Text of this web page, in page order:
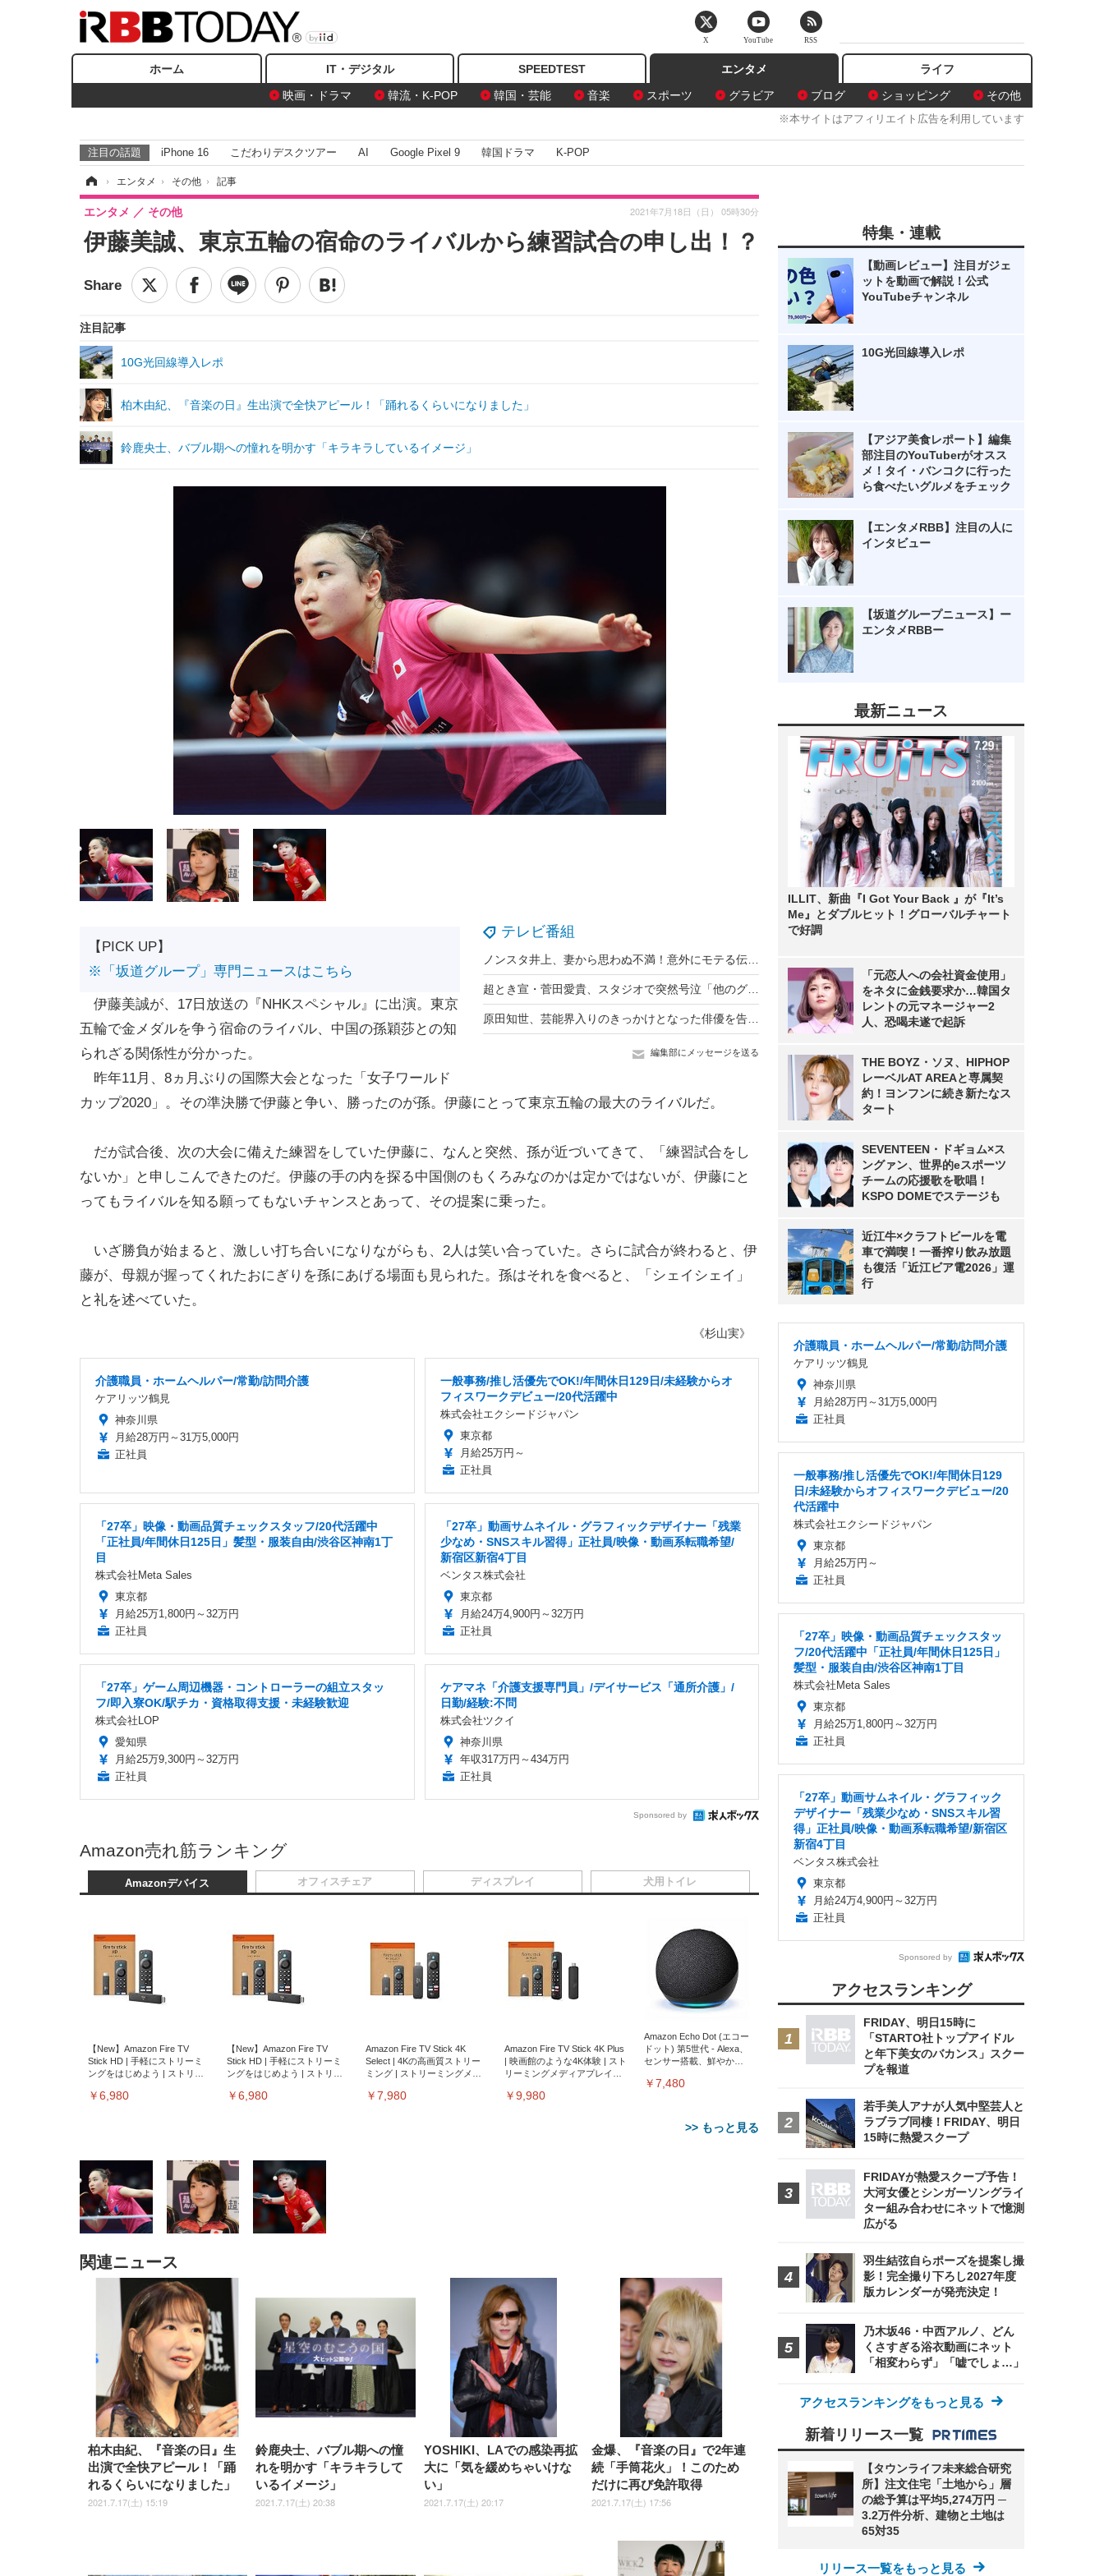
ホーム IT・デジタル SPEEDTEST
エンタメ
映画・ドラマ
韓流・K-POP 韓国・芸能 音楽 スポーツ グラビア ブログ ショッピング その他
ライフ
※本サイトはアフィリエイト広告を利用しています
注目の話題 iPhone 16 こだわりデスクツアー AI Google Pixel 9 韓国ドラマ K-POP
› エンタメ › その他 › 記事
伊藤美誠、東京五輪の宿命のライバルから練習試合の申し出！？
エンタメ その他 2021年7月18日（日） 05時30分
注目記事
10G光回線導入レポ
柏木由紀、『音楽の日』生出演で全快アピール！「踊れるくらいになりました」
鈴鹿央士、バブル期への憧れを明かす「キラキラしているイメージ」
テレビ番組
編集部にメッセージを送る
【PICK UP】
※「坂道グループ」専門ニュースはこちら
伊藤美誠が、17日放送の『NHKスペシャル』に出演。東京
五輪で金メダルを争う宿命のライバル、中国の孫穎莎との知
られざる関係性が分かった。
昨年11月、8ヵ月ぶりの国際大会となった「女子ワールド
カップ2020」。その準決勝で伊藤と争い、勝ったのが孫。伊藤にとって東京五輪の最大のライバルだ。
だが試合後、次の大会に備えた練習をしていた伊藤に、なんと突然、孫が近づいてきて、「練習試合をし
ないか」と申しこんできたのだ。伊藤の手の内を探る中国側のもくろみなのかは定かではないが、伊藤にと
ってもライバルを知る願ってもないチャンスとあって、その提案に乗った。
いざ勝負が始まると、激しい打ち合いになりながらも、2人は笑い合っていた。さらに試合が終わると、伊
藤が、母親が握ってくれたおにぎりを孫にあげる場面も見られた。孫はそれを食べると、「シェイシェイ」
と礼を述べていた。
《杉山実》
介護職員・ホームヘルパー/常勤/訪問介護
ケアリッツ鶴見
神奈川県
月給28万円～31万5,000円
正社員
一般事務/推し活優先でOK!/年間休日129日/未経験からオ
フィスワークデビュー/20代活躍中
株式会社エクシードジャパン
東京都
月給25万円～
正社員
「27卒」映像・動画品質チェックスタッフ/20代活躍中
「正社員/年間休日125日」髪型・服装自由/渋谷区神南1丁
目
株式会社Meta Sales
東京都
月給25万1,800円～32万円
正社員
「27卒」動画サムネイル・グラフィックデザイナー「残業
少なめ・SNSスキル習得」正社員/映像・動画系転職希望/
新宿区新宿4丁目
ベンタス株式会社
東京都
月給24万4,900円～32万円
正社員
「27卒」ゲーム周辺機器・コントローラーの組立スタッ
フ/即入寮OK/駅チカ・資格取得支援・未経験歓迎
株式会社LOP
愛知県
月給25万9,300円～32万円
正社員
ケアマネ「介護支援専門員」/デイサービス「通所介護」/
日勤/経験:不問
株式会社ツクイ
神奈川県
年収317万円～434万円
正社員
Sponsored by
Amazon売れ筋ランキング
Amazonデバイス
【New】Amazon Fire TV
Stick HD | 手軽にストリーミ
ングをはじめよう | ストリー
￥6,980
【New】Amazon Fire TV
Stick HD | 手軽にストリーミ
ングをはじめよう | ストリー
￥6,980
Amazon Fire TV Stick 4K
Select | 4Kの高画質ストリー
ミング | ストリーミングメデ
￥7,980
Amazon Fire TV Stick 4K Plus
| 映画館のような4K体験 | スト
リーミングメディアプレイヤ
￥9,980
Amazon Echo Dot (エコー
ドット) 第5世代 - Alexa、
センサー搭載、鮮やかな
￥7,480
>> もっと見る
オフィスチェア
[EdoErgo] オフィスチェア 椅
子 テレワーク 疲れない 跳ね
上げ式アームレスト コンパク
ト 約105度ロッキング pc 事務
椅子 360度回転 座面昇降 強化
ナイロン樹脂ベース 通気性メ
ッシュ 在宅ワーク H-
WY01(黒網+黒枠+黒足)
￥5,699
／デスクチェア メッシュチェ
ア 人間工学 疲れない ブラッ
￥27,999
チェア 疲れない テレワーク
チェア 強化バックレスト 30
度ロッキング機能 人間工学 椅
子 腰サポート 90度跳ね上げ
式アームレスト 3Dヘッドレス
ト ハンガー付き 高反発クッシ
ョン PCチェア 通気性メッシ
ュ ゲーミング/勉強/事務用 お
しゃれ パソコンチェア (ブラ
ック)
￥7,680
Sezlife オフィスチェア デスク
チェア 疲れない テレワーク
チェア 強化バックレスト 30度
ロッキング機能 人間工学 椅子
腰サポート 90度跳ね上げ式ア
ームレスト 3Dヘッドレスト
ハンガー付き 高反発クッショ
ン PCチェア 通気性メッシュ
ゲーミング/勉強/事務用 おし
ゃれ パソコンチェア (ホワイ
ト)
￥7,680
ANDWINT オフィスチェ
ア デスクチェア 肘なし メ
ッシュ 通気性 ランバーサ
ポート付き 腰サポート ガ
ス圧無段階昇降 360度回
転 キャスター付き コンパ
クト 幅52×奥行58.5×高さ
84～96cm テレワーク 在
宅勤務 ブラック
￥4,139
ディスプレイ
EIZO ビジネス向けプレミア
ムモニター | FlexScan
EV3240X-WT | 31.5型4K
UHD・USB Type-C・ホワイ
￥105,595
EIZO ビジネス向けプレミア
ムモニター | FlexScan
UHD・USB Type-C・ホワイ
ト
￥109,572
【純正品】27"ゲーミングモ
￥49,979
【整備済み品】Dell
E2724HS 27インチ 液晶モ
ニター フル
HD（1920×1080）VA 非光
沢 HDMI/DisplayPort/VGA
スピーカー内蔵 高さ調整 ス
イベル VESA対応
ComfortView ビジネス向け
￥15,800
【MiniLED/24.5inch/280Hz/FHD】
GRAPHT THE SHOOTER
Gaming Monitor 24” Essential ゲ
ーミングモニター QD 24.5インチ
1ms FHD 量子ドット 残像低減 (3
年保証 | 輝点保証 | 日本メーカー)
￥34,980
犬用トイレ
Amazonベーシック ペットシ
ーツ 薄型 レギュラー 1回使い
捨て 無香料 ホワイト 300枚
￥3,373
ーツ 厚型 ワイド 42枚x2袋(84
枚) ホワイト(吸収面:ライトブ
￥3,234
ツ L 中型犬用 26枚入り 単品
￥1,800
Smart Basic(スマートベーシ
ック) 【Amazon.co.jp限定】
Smart Basic アイリスオーヤマ
ペットシーツ 超厚型 お徳用
ワイド 100枚入 (x 1) (ケース
販売)
￥3,670
アイリスオーヤマ ペット
シーツ 超厚型 お徳用 レギ
ュラー 200枚入
【Amazon.co.jp限定】
￥3,731
関連ニュース
柏木由紀、『音楽の日』生
出演で全快アピール！「踊
れるくらいになりました」
2021.7.17(土) 15:19
鈴鹿央士、バブル期への憧
れを明かす「キラキラして
いるイメージ」
2021.7.17(土) 20:38
YOSHIKI、LAでの感染再拡
大に「気を緩めちゃいけな
い」
2021.7.17(土) 20:17
金爆、『音楽の日』で2年連
続「手筒花火」！このため
だけに再び免許取得
2021.7.17(土) 17:56
特集・連載
【動画レビュー】注目ガジェ
ットを動画で解説！公式
YouTubeチャンネル
10G光回線導入レポ
【アジア美食レポート】編集
部注目のYouTuberがオスス
メ！タイ・バンコクに行った
ら食べたいグルメをチェック
【エンタメRBB】注目の人に
インタビュー
【坂道グループニュース】ー
エンタメRBBー
最新ニュース
ILLIT、新曲『I Got Your Back 』が『It’s
Me』とダブルヒット！グローバルチャート
で好調
「元恋人への会社資金使用」
をネタに金銭要求か…韓国タ
レントの元マネージャー2
人、恐喝未遂で起訴
THE BOYZ・ソヌ、HIPHOP
レーベルAT AREAと専属契
約！ヨンフンに続き新たなス
タート
SEVENTEEN・ドギョム×ス
ングァン、世界的eスポーツ
チームの応援歌を歌唱！
KSPO DOMEでステージも
近江牛×クラフトビールを電
車で満喫！一番搾り飲み放題
も復活「近江ビア電2026」運
行
介護職員・ホームヘルパー/常勤/訪問介護
ケアリッツ鶴見
神奈川県
月給28万円～31万5,000円
正社員
一般事務/推し活優先でOK!/年間休日129
日/未経験からオフィスワークデビュー/20
代活躍中
株式会社エクシードジャパン
東京都
月給25万円～
正社員
「27卒」映像・動画品質チェックスタッ
フ/20代活躍中「正社員/年間休日125日」
髪型・服装自由/渋谷区神南1丁目
株式会社Meta Sales
東京都
月給25万1,800円～32万円
正社員
「27卒」動画サムネイル・グラフィック
デザイナー「残業少なめ・SNSスキル習
得」正社員/映像・動画系転職希望/新宿区
新宿4丁目
ベンタス株式会社
東京都
月給24万4,900円～32万円
正社員
Sponsored by
アクセスランキング
FRIDAY、明日15時に
「STARTO社トップアイドル
と年下美女のバカンス」スクー
プを報道
若手美人アナが人気中堅芸人と
ラブラブ同棲！FRIDAY、明日
15時に熱愛スクープ
FRIDAYが熱愛スクープ予告！
大河女優とシンガーソングライ
ター組み合わせにネットで憶測
広がる
羽生結弦自らポーズを提案し撮
影！完全撮り下ろし2027年度
版カレンダーが発売決定！
乃木坂46・中西アルノ、どん
くさすぎる浴衣動画にネット
「相変わらず」「嘘でしょ…」
アクセスランキングをもっと見る
新着リリース一覧
【タウンライフ未来総合研究
所】注文住宅「土地から」層
の総予算は平均5,274万円 ─
3.2万件分析、建物と土地は
65対35
リリース一覧をもっと見る
X YouTube RSS